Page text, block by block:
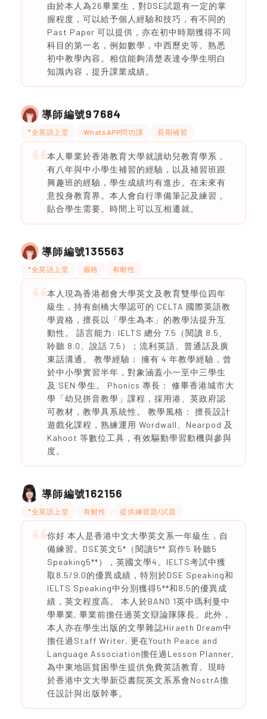
由於本人為26畢業生，對DSE試題有一定的掌
握程度，可以給予個人經驗和技巧，有不同的
Past Paper 可以提供，亦在初中時期獲得不同
科目的第一名，例如數學，中西歷史等。熟悉
初中教學內容。相信能夠清楚表達令學生明白
知識內容，提升課業成績。
導師編號97684
*全英語上堂 WhatsAPP問功課 長期補習
本人畢業於香港教育大學就讀幼兒教育學系，
有八年與中小學生補習的經驗，以及補習班跟
興趣班的經驗，學生成績均有進步。在未來有
意投身教育界。本人會自行準備筆記及練習，
貼合學生需要。時間上可以互相遷就。
導師編號135563
*全英語上堂 嚴格 有耐性
本人現為香港都會大學英文及教育雙學位四年
級生，持有劍橋大學認可的 CELTA 國際英語教
學資格，擅長以「學生為本」的教學法提升互
動性。 語言能力: IELTS 總分 7.5（閱讀 8.5、
聆聽 8.0、說話 7.5）；流利英語、普通話及廣
東話溝通。 教學經驗： 擁有 4 年教學經驗，曾
於中小學實習半年，對象涵蓋小一至中三學生
及 SEN 學生。 Phonics 專長： 修畢香港城市大
學「幼兒拼音教學」課程，採用港、英政府認
可教材，教學具系統性。 教學風格： 擅長設計
遊戲化課程，熟練運用 Wordwall、Nearpod 及
Kahoot 等數位工具，有效驅動學習動機與參與
度。
導師編號162156
*全英語上堂 有耐性 提供練習題/試題
你好 本人是香港中文大學英文系一年級生，自
備練習。DSE英文5*（閱讀5** 寫作5 聆聽5
Speaking5**），英國文學4。IELTS考試中獲
取8.5/9.0的優異成績，特別於DSE Speaking和
IELTS Speaking中分別獲得5**和8.5的優異成
績，英文程度高。 本人於BAND 1英中瑪利曼中
學畢業, 畢業前擔任過英文辯論隊隊長。此外，
本人亦在學生出版的文學雜誌Hiraeth Dream中
擔任過Staff Writer, 更在Youth Peace and
Language Association擔任過Lesson Planner,
為中東地區貧困學生提供免費英語教育。現時
於香港中文大學新亞書院英文系系會NostrA擔
任設計與出版幹事。